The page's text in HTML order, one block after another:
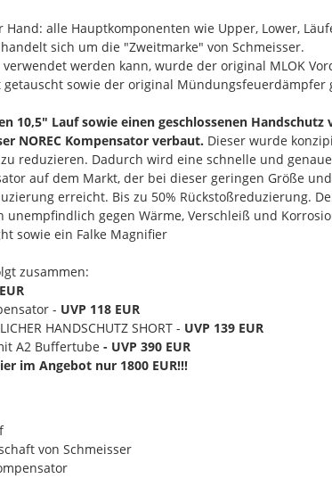
Hand: alle Hauptkomponenten wie Upper, Lower,
sich um die "Zweitmarke" von Schmeisser.
werden kann, wurde der original MLOK
getauscht sowie der original Mündungsfeuerdämpfer
10,5" Lauf sowie einen geschlossenen Handschutz
NOREC Kompensator verbaut. Dieser wurde
reduzieren. Dadurch wird eine schnelle und
auf dem Markt, der bei dieser geringen Größe
erreicht. Bis zu 50% Rückstoßreduzierung.
unempfindlich gegen Wärme, Verschleiß und
sowie ein Falke Magnifier
zusammen:
- UVP 118 EUR
HANDSCHUTZ SHORT - UVP 139 EUR
A2 Buffertube - UVP 390 EUR
im Angebot nur 1800 EUR!!!
von Schmeisser